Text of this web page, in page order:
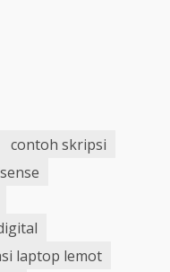
contoh skripsi
laptop lemot